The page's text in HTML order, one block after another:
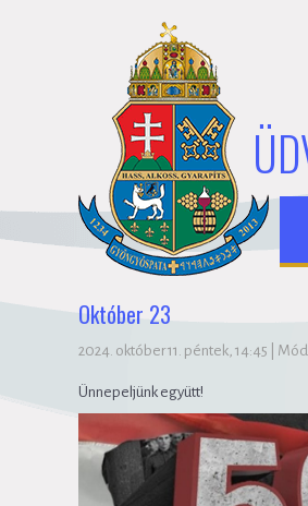
Október 23
2024. október 11. péntek, 14:45
Ünnepeljünk együtt!